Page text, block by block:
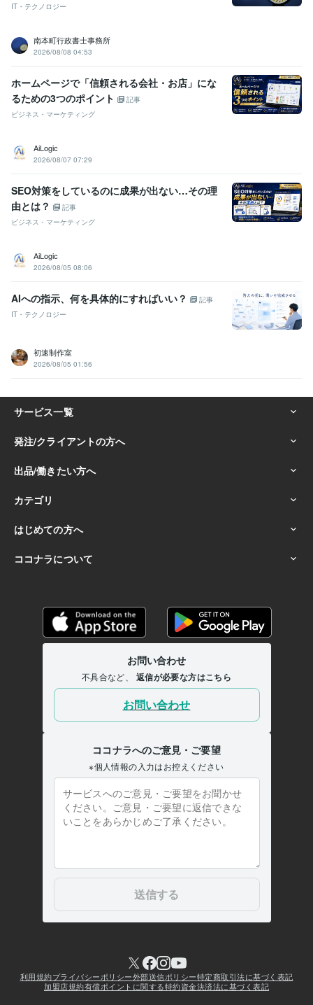
IT・テクノロジー
南本町行政書士事務所
2026/08/08 04:53
ホームページで「信頼される会社・お店」にな
るための3つのポイント
記事
ビジネス・マーケティング
AiLogic
2026/08/07 07:29
SEO対策をしているのに成果が出ない…その理
由とは？
記事
ビジネス・マーケティング
AiLogic
2026/08/05 08:06
AIへの指示、何を具体的にすればいい？
記事
IT・テクノロジー
初速制作室
2026/08/05 01:56